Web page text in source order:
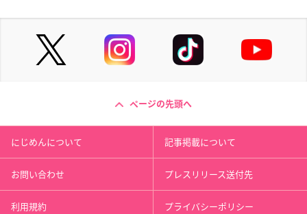
ページの先頭へ
にじめんについて 記事掲載について
お問い合わせ プレスリリース送付先
利用規約 プライバシーポリシー